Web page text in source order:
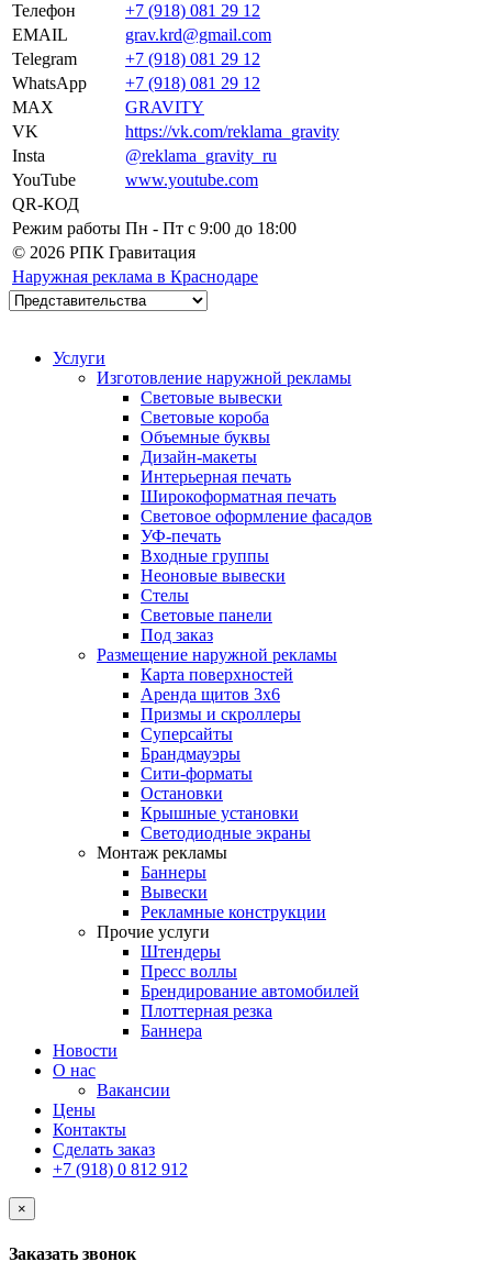
Телефон
+7 (918) 081 29 12
EMAIL
grav.krd@gmail.com
Telegram
+7 (918) 081 29 12
WhatsApp
+7 (918) 081 29 12
MAX
GRAVITY
VK
https://vk.com/reklama_gravity
Insta
@reklama_gravity_ru
YouTube
www.youtube.com
QR-КОД
Режим работы Пн - Пт c 9:00 до 18:00
© 2026 РПК Гравитация
Наружная реклама в Краснодаре
Услуги
Изготовление наружной рекламы
Световые вывески
Световые короба
Объемные буквы
Дизайн-макеты
Интерьерная печать
Широкоформатная печать
Световое оформление фасадов
УФ-печать
Входные группы
Неоновые вывески
Стелы
Световые панели
Под заказ
Размещение наружной рекламы
Карта поверхностей
Аренда щитов 3х6
Призмы и скроллеры
Суперсайты
Брандмауэры
Сити-форматы
Остановки
Крышные установки
Светодиодные экраны
Монтаж рекламы
Баннеры
Вывески
Рекламные конструкции
Прочие услуги
Штендеры
Пресс воллы
Брендирование автомобилей
Плоттерная резка
Баннера
Новости
О нас
Вакансии
Цены
Контакты
Сделать заказ
+7 (918) 0 812 912
×
Заказать звонок